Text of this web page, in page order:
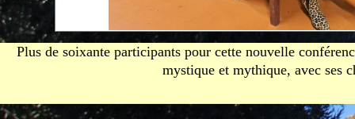
Plus de soixante participants pour cette nouvelle
mystique et mythique, avec ses